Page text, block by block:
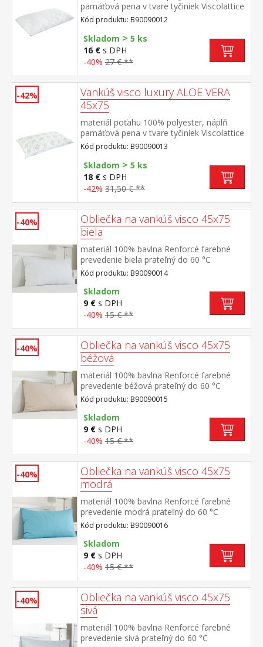
pamäťová pena v tvare tyčiniek Viscolattice
MEMORY termosenzitívny, tvarová pamäť,
elegantne prešitý poťah prateľný do 30 °C
Kód produktu: B90090012
Skladom > 5 ks
16 € s DPH
-40% 27 € **
-42%
Vankúš visco luxury ALOE VERA
45x75
materiál poťahu 100% polyester, náplň
pamäťová pena v tvare tyčiniek Viscolattice
MEMORY termosenzitívny, tvarová pamäť,
elegantne prešitý poťah s ALOE
VERA prateľný do 30 °C
Kód produktu: B90090013
Skladom > 5 ks
18 € s DPH
-42% 31,50 € **
-40%
Obliečka na vankúš visco 45x75
biela
materiál 100% bavlna Renforcé farebné
prevedenie biela prateľný do 60 °C
Kód produktu: B90090014
Skladom
9 € s DPH
-40% 15 € **
-40%
Obliečka na vankúš visco 45x75
béžová
materiál 100% bavlna Renforcé farebné
prevedenie béžová prateľný do 60 °C
Kód produktu: B90090015
Skladom
9 € s DPH
-40% 15 € **
-40%
Obliečka na vankúš visco 45x75
modrá
materiál 100% bavlna Renforcé farebné
prevedenie modrá prateľný do 60 °C
Kód produktu: B90090016
Skladom
9 € s DPH
-40% 15 € **
-40%
Obliečka na vankúš visco 45x75
sivá
materiál 100% bavlna Renforcé farebné
prevedenie sivá prateľný do 60 °C